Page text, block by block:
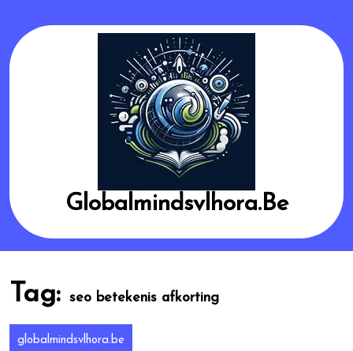
content
Globalmindsvlhora.be
Tag: seo betekenis afkorting
globalmindsvlhora.be